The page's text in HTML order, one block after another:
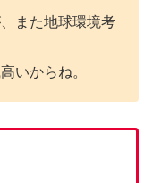
また地球環境考
いからね。